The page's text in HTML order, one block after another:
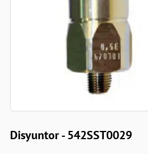
Disyuntor - 542SST0029